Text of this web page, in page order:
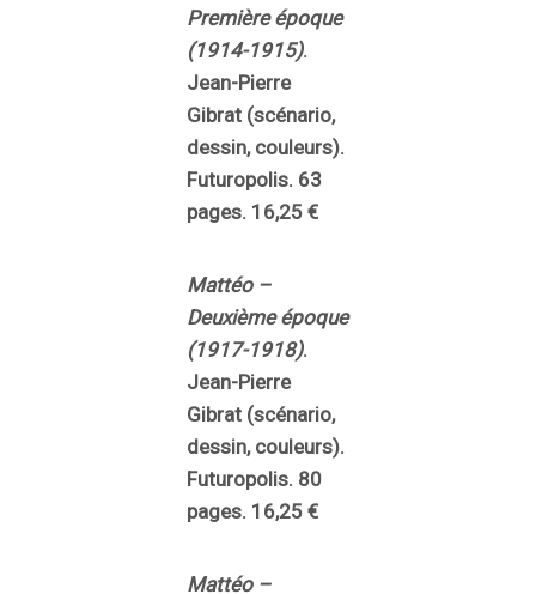
Première époque
(1914-1915).
Jean-Pierre
Gibrat (scénario,
dessin, couleurs).
Futuropolis. 63
pages. 16,25 €
Mattéo –
Deuxième époque
(1917-1918).
Jean-Pierre
Gibrat (scénario,
dessin, couleurs).
Futuropolis. 80
pages. 16,25 €
Mattéo –